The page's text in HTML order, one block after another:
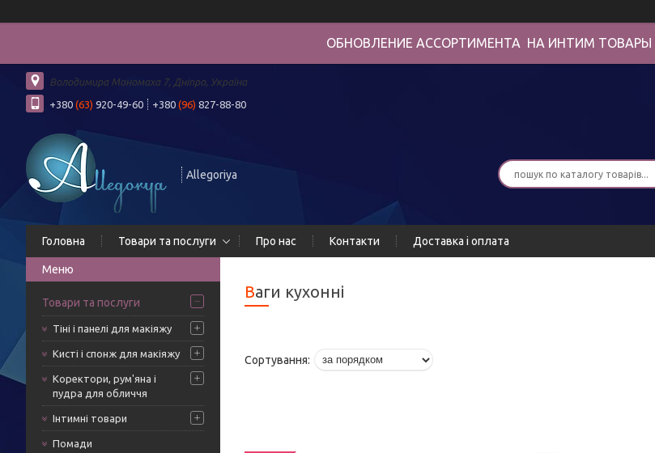
ОБНОВЛЕНИЕ АССОРТИМЕНТА НА ИНТИМ ТОВАРЫ
Володимира Мономаха 7, Дніпро, Україна
+380 (63) 920-49-60 +380 (96) 827-88-80
Allegoriya
Головна Товари та послуги Про нас Контакти Доставка і оплата
Товари та послуги
Тіні і панелі для макіяжу
Кисті і спонж для макіяжу
Коректори, рум'яна і
пудра для обличчя
Інтимні товари
Помади
Ваги кухонні